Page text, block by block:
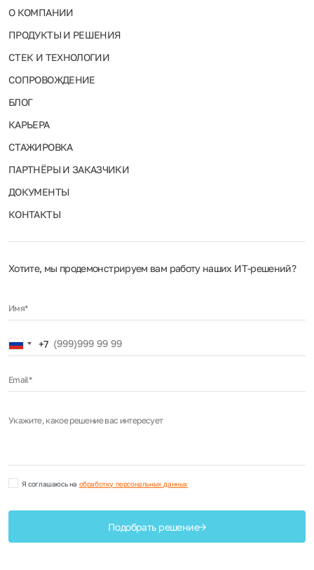
О КОМПАНИИ
ПРОДУКТЫ И РЕШЕНИЯ
СТЕК И ТЕХНОЛОГИИ
СОПРОВОЖДЕНИЕ
БЛОГ
КАРЬЕРА
СТАЖИРОВКА
ПАРТНЁРЫ И ЗАКАЗЧИКИ
ДОКУМЕНТЫ
КОНТАКТЫ
Хотите, мы продемонстрируем вам работу наших ИТ‑решений?
Имя*
Russia
+7
+7
Email*
Укажите, какое решение вас интересует
Я соглашаюсь на обработку персональных данных
Подобрать решение